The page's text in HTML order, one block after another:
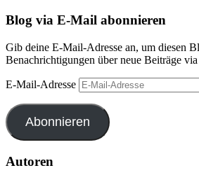
Blog via E-Mail abonnieren
Gib deine E-Mail-Adresse an, um diesen
Benachrichtigungen über neue Beiträge
E-Mail-Adresse
Abonnieren
Autoren